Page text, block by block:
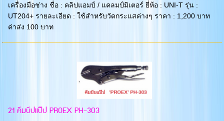
เครื่องมือช่าง ชื่อ : คลิปแอมป์ / แคลมป์มิเตอร์ ยี่ห้อ : UNI-T รุ่น :
UT204+ รายละเอียด : ใช้สำหรับวัดกระแสค่างๆ ราคา : 1,200 บาท
ค่าส่ง 100 บาท
21 คีมบีปแป๊ป PROEX PH-303